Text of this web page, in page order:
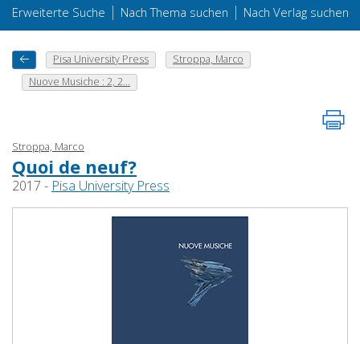
Erweiterte Suche | Nach Thema suchen | Nach Verlag suchen
Pisa University Press
Stroppa, Marco
Nuove Musiche : 2, 2...
Stroppa, Marco
Quoi de neuf?
2017 - Pisa University Press